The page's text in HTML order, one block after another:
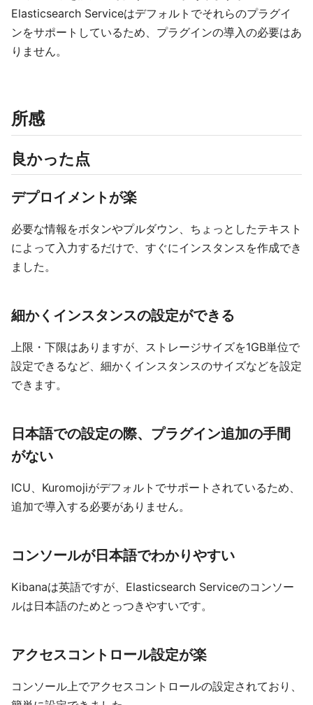
Elasticsearch Serviceはデフォルトでそれらのプラグイ
ンをサポートしているため、プラグインの導入の必要はあ
りません。
所感
良かった点
デプロイメントが楽
必要な情報をボタンやプルダウン、ちょっとしたテキスト
によって入力するだけで、すぐにインスタンスを作成でき
ました。
細かくインスタンスの設定ができる
上限・下限はありますが、ストレージサイズを1GB単位で
設定できるなど、細かくインスタンスのサイズなどを設定
できます。
日本語での設定の際、プラグイン追加の手間
がない
ICU、Kuromojiがデフォルトでサポートされているため、
追加で導入する必要がありません。
コンソールが日本語でわかりやすい
Kibanaは英語ですが、Elasticsearch Serviceのコンソー
ルは日本語のためとっつきやすいです。
アクセスコントロール設定が楽
コンソール上でアクセスコントロールの設定されており、